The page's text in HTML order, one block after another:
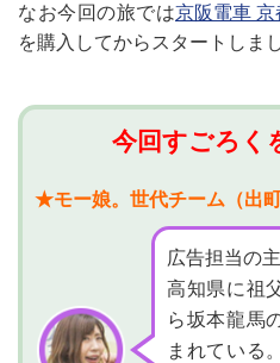
なお今回の旅では京阪電車 京
を購入してからスタートしま
今回すごろく
★モー娘。世代チーム（出町
広告担当の
高知県に祖
ら坂本龍馬
まれている